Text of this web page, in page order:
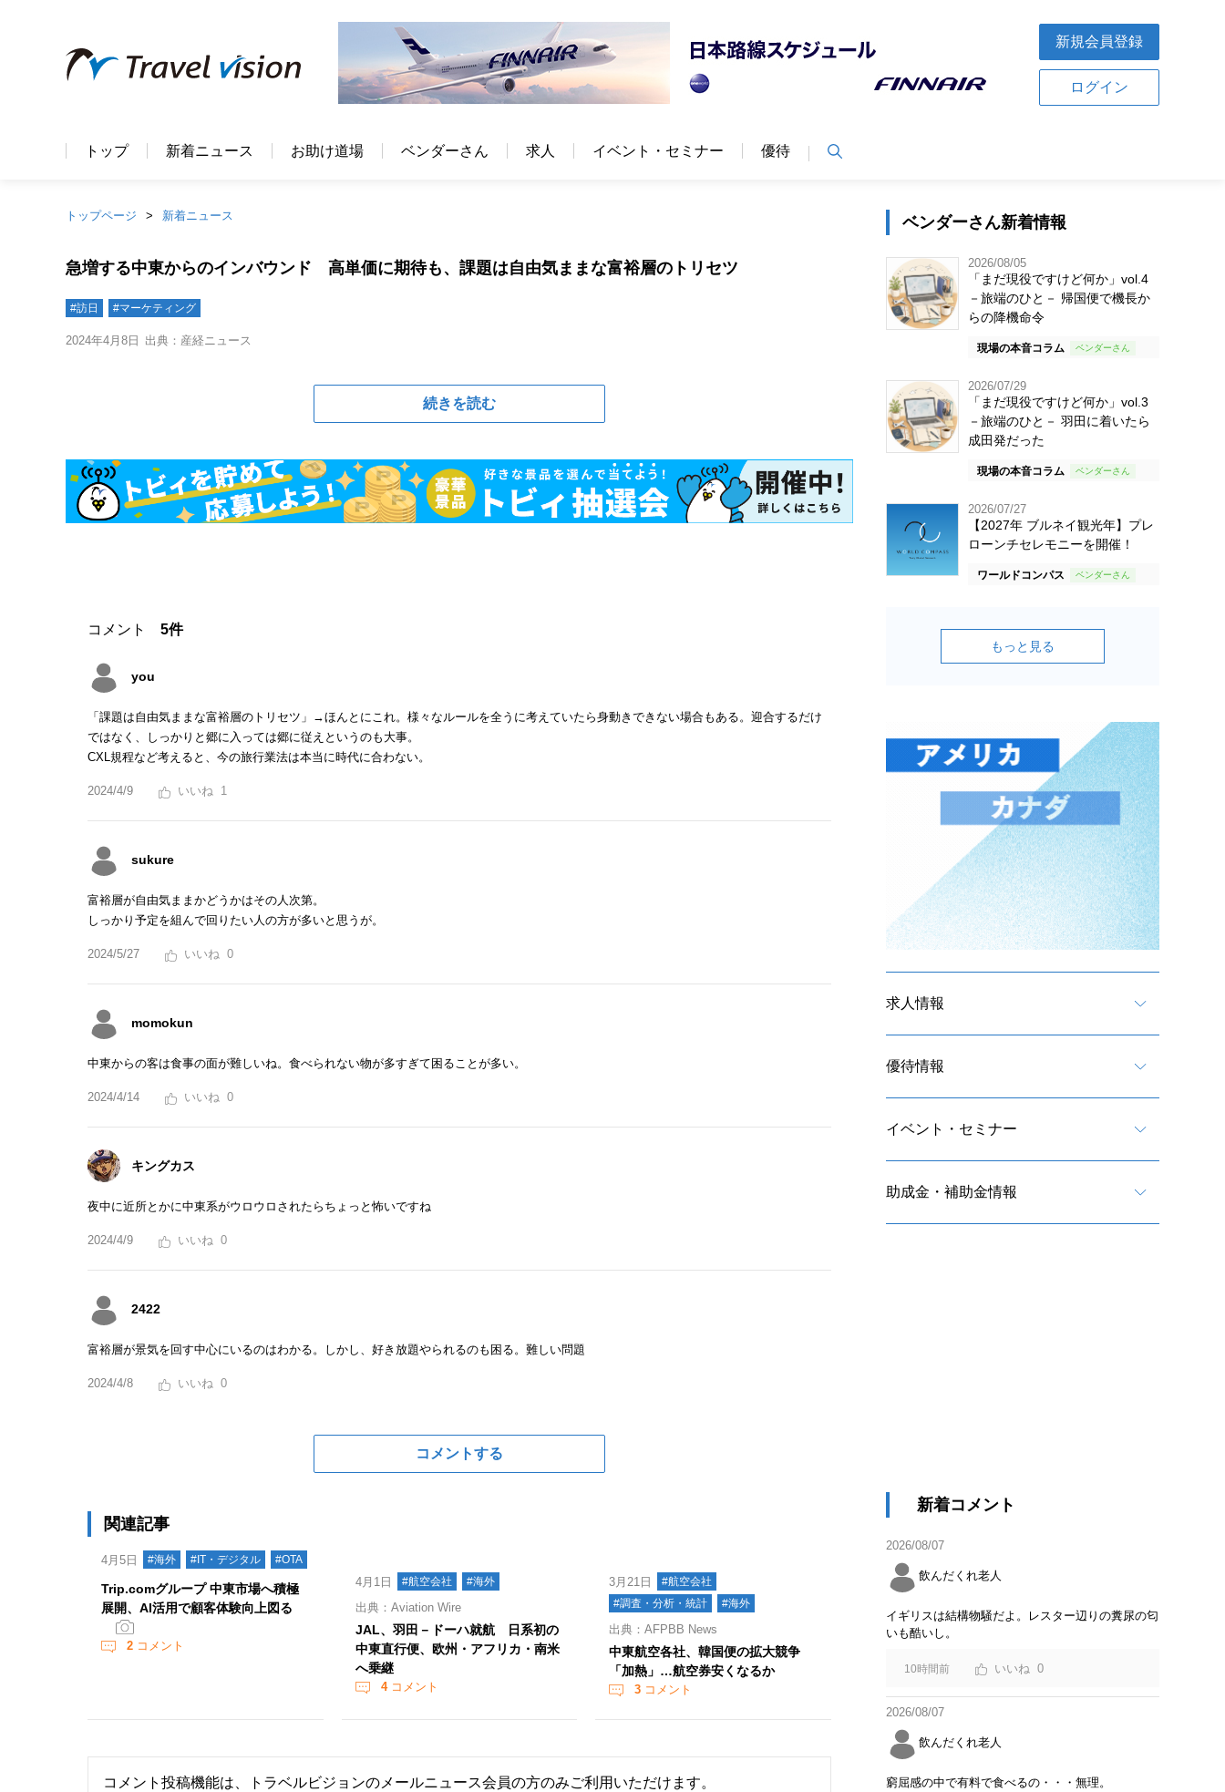
新規会員登録
ログイン
トップ 新着ニュース お助け道場 ベンダーさん 求人 イベント・セミナー 優待
トップページ 新着ニュース
急増する中東からのインバウンド 高単価に期待も、課題は自由気ままな富裕層のトリセツ
#訪日 #マーケティング
2024年4月8日 出典：産経ニュース
続きを読む
コメント 5件
you
「課題は自由気ままな富裕層のトリセツ」→ほんとにこれ。様々なルールを全うに考えていたら身動きできない場合もある。迎合するだけ
ではなく、しっかりと郷に入っては郷に従えというのも大事。
CXL規程など考えると、今の旅行業法は本当に時代に合わない。
2024/4/9 1
sukure
富裕層が自由気ままかどうかはその人次第。
しっかり予定を組んで回りたい人の方が多いと思うが。
2024/5/27 0
momokun
中東からの客は食事の面が難しいね。食べられない物が多すぎて困ることが多い。
2024/4/14 0
キングカス
夜中に近所とかに中東系がウロウロされたらちょっと怖いですね
2024/4/9 0
2422
富裕層が景気を回す中心にいるのはわかる。しかし、好き放題やられるのも困る。難しい問題
2024/4/8 0
コメントする
関連記事
4月5日 #海外 #IT・デジタル #OTA
Trip.comグループ 中東市場へ積極
展開、AI活用で顧客体験向上図る
2 コメント
4月1日 #航空会社 #海外
出典：Aviation Wire
JAL、羽田－ドーハ就航 日系初の
中東直行便、欧州・アフリカ・南米
へ乗継
4コメント
3月21日
#航空会社
#調査・分析・統計
#海外
出典：AFPBB News
中東航空各社、韓国便の拡大競争
「加熱」…航空券安くなるか
3 コメント
コメント投稿機能は、トラベルビジョンのメールニュース会員の方のみご利用いただけます。
ベンダーさん新着情報
2026/08/05
「まだ現役ですけど何か」vol.4
－旅端のひと－ 帰国便で機長か
らの降機命令
現場の本音コラム
2026/07/29
「まだ現役ですけど何か」vol.3
－旅端のひと－ 羽田に着いたら
成田発だった
現場の本音コラム
2026/07/27
【2027年 ブルネイ観光年】プレ
ローンチセレモニーを開催！
ワールドコンパス
もっと見る
求人情報
優待情報
イベント・セミナー
助成金・補助金情報
新着コメント
2026/08/07
飲んだくれ老人
イギリスは結構物騒だよ。レスター辺りの糞尿の匂
いも酷いし。
10時間前 0
2026/08/07
飲んだくれ老人
窮屈感の中で有料で食べるの・・・無理。